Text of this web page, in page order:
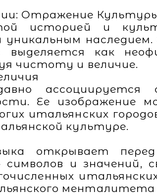
Отражение
историей и
наследием.
выделяется как
чистоту и величие.
Ее изображение
итальянских
культуре.
открывает
и значений,